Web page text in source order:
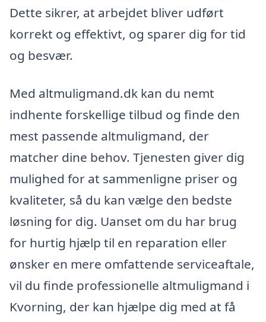
Dette sikrer, at arbejdet bliver udført
korrekt og effektivt, og sparer dig for tid
og besvær.
Med altmuligmand.dk kan du nemt
indhente forskellige tilbud og finde den
mest passende altmuligmand, der
matcher dine behov. Tjenesten giver dig
mulighed for at sammenligne priser og
kvaliteter, så du kan vælge den bedste
løsning for dig. Uanset om du har brug
for hurtig hjælp til en reparation eller
ønsker en mere omfattende serviceaftale,
vil du finde professionelle altmuligmand i
Kvorning, der kan hjælpe dig med at få